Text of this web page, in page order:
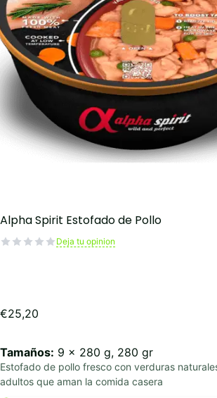
Alpha Spirit Estofado de Pollo
Deja tu opinion
€25,20
Tamaños: 9 x 280 g, 280 gr
Estofado de pollo fresco con verduras
adultos que aman la comida casera